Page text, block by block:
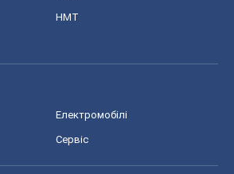
НМТ
Електромобілі
Сервіс